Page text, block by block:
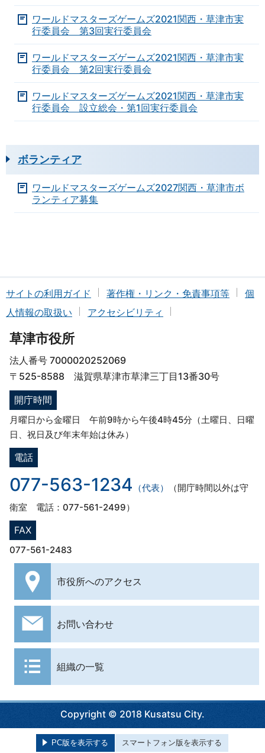
ワールドマスターズゲームズ2021関西・草津市実
行委員会 第3回実行委員会
ワールドマスターズゲームズ2021関西・草津市実
行委員会 第2回実行委員会
ワールドマスターズゲームズ2021関西・草津市実
行委員会 設立総会・第1回実行委員会
ボランティア
ワールドマスターズゲームズ2027関西・草津市ボ
ランティア募集
サイトの利用ガイド 著作権・リンク・免責事項等
個
人情報の取扱い
アクセシビリティ
草津市役所
法人番号 7000020252069
〒525-8588 滋賀県草津市草津三丁目13番30号
開庁時間
月曜日から金曜日 午前9時から午後4時45分（土曜日、日曜
日、祝日及び年末年始は休み）
電話
077-563-1234 （代表）
（開庁時間以外は守
衛室 電話：077-561-2499）
FAX
077-561-2483
市役所へのアクセス
お問い合わせ
組織の一覧
Copyright © 2018 Kusatsu City.
PC版を表示する スマートフォン版を表示する